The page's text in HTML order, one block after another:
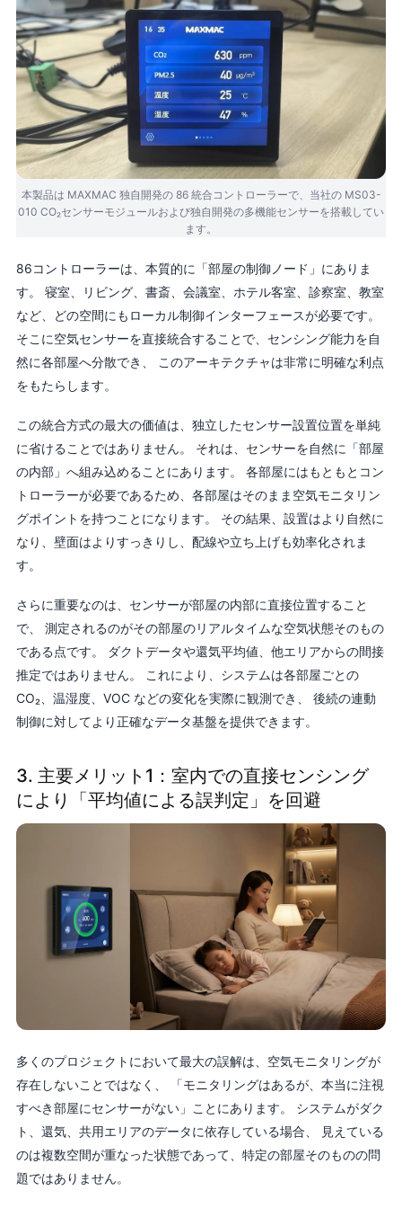
本製品は MAXMAC 独自開発の 86 統合コントローラーで、当社の MS03-
010 CO₂センサーモジュールおよび独自開発の多機能センサーを搭載してい
ます。
86コントローラーは、本質的に「部屋の制御ノード」にありま
す。 寝室、リビング、書斎、会議室、ホテル客室、診察室、教室
など、どの空間にもローカル制御インターフェースが必要です。
そこに空気センサーを直接統合することで、センシング能力を自
然に各部屋へ分散でき、 このアーキテクチャは非常に明確な利点
をもたらします。
この統合方式の最大の価値は、独立したセンサー設置位置を単純
に省けることではありません。 それは、センサーを自然に「部屋
の内部」へ組み込めることにあります。 各部屋にはもともとコン
トローラーが必要であるため、各部屋はそのまま空気モニタリン
グポイントを持つことになります。 その結果、設置はより自然に
なり、壁面はよりすっきりし、配線や立ち上げも効率化されま
す。
さらに重要なのは、センサーが部屋の内部に直接位置すること
で、 測定されるのがその部屋のリアルタイムな空気状態そのもの
である点です。 ダクトデータや還気平均値、他エリアからの間接
推定ではありません。 これにより、システムは各部屋ごとの
CO₂、温湿度、VOC などの変化を実際に観測でき、 後続の連動
制御に対してより正確なデータ基盤を提供できます。
3. 主要メリット1：室内での直接センシング
により「平均値による誤判定」を回避
多くのプロジェクトにおいて最大の誤解は、空気モニタリングが
存在しないことではなく、 「モニタリングはあるが、本当に注視
すべき部屋にセンサーがない」ことにあります。 システムがダク
ト、還気、共用エリアのデータに依存している場合、 見えている
のは複数空間が重なった状態であって、特定の部屋そのものの問
題ではありません。